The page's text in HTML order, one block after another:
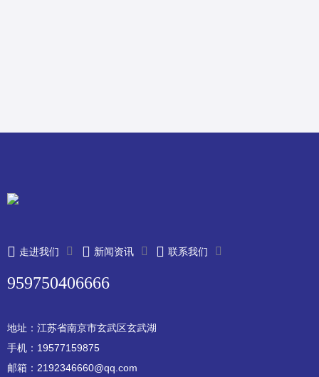
走进我们 新闻资讯 联系我们
959750406666
地址：江苏省南京市玄武区玄武湖
手机：19577159875
邮箱：2192346660@qq.com